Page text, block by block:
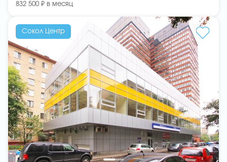
832 500 ₽ в месяц
Сокол Центр